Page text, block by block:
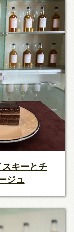
キーとチ
ジュ